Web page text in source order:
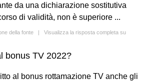
da una dichiarazione sostitutiva
di validità, non è superiore ...
della fonte | Visualizza la risposta completa su
bonus TV 2022?
al bonus rottamazione TV anche gli